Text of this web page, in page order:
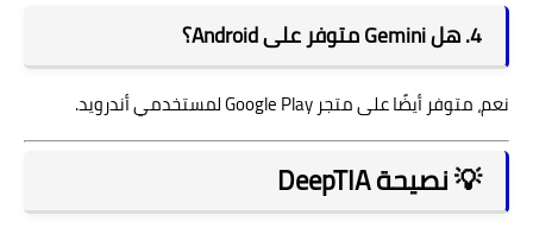
4. هل Gemini متوفر على Android؟
نعم، متوفر أيضًا على متجر Google Play لمستخدمي أندرويد.
💡 نصيحة DeepTIA